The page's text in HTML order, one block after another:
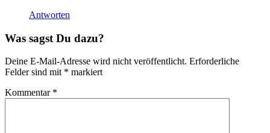
Antworten
Was sagst Du dazu?
Deine E-Mail-Adresse wird nicht veröffentlicht. Erforderliche
Felder sind mit * markiert
Kommentar *